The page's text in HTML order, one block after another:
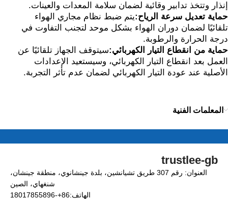
إنذار وتتخذ تدابير وقائية لضمان سلامة المعدات والعينات.
حماية تعديل سرعة الرياح:يتم ضبط نظام مجاري الهواء
تلقائيًا لضمان دوران الهواء بشكل موحد لتجنب التفاوت في
درجة الحرارة والرطوبة.
حماية من انقطاع التيار الكهربائي:سيتوقف الجهاز تلقائيًا عن
العمل بعد انقطاع التيار الكهربائي، وسيستعيد الإعدادات
الأصلية عند عودة التيار الكهربائي لضمان عدم تأثر التجربة.
المعلمات الفنية
trustlee-gb
العنوان: رقم 307 طريق تشيانشين، بلدة جينشانوي، منطقة جينشان،
شنغهاي، الصين
الهاتف:86+-18017855896